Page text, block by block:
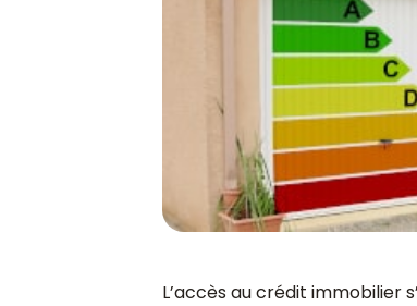
L’accès au crédit immobilier